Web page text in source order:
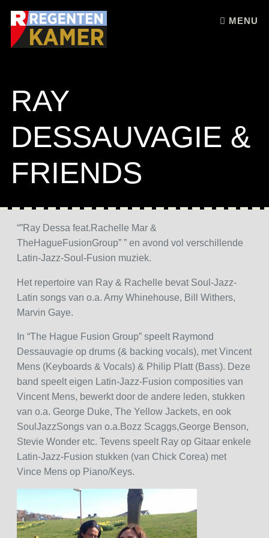
MENU
Skip to content
RAY
DESSAUVAGIE &
FRIENDS
“”RayDessa feat.Rachelle Mar &
TheHagueFusionGroup” ” en avond vol verschillende
Latin-Jazz-Soul-Fusion muziek.
Het repertoire van Ray & Rachelle bevat Soul-Jazz-
Latin songs van o.a. Amy Whinehouse, Bill Withers,
Marvin Gaye.
In “The Hague Fusion Group” speelt Raymond
Dessauvagie op drums (& backing vocals), met Vincent
Mens (Keyboards & Vocals) & Philip Platt (Bass). Deze
band speelt eigen Latin-Jazz-Fusion composities van
Vincent Mens, bewerkt door de andere leden, stukken
van o.a. George Duke, The Yellow Jackets, en ook
SoulJazzSongs van o.a.Bozz Scaggs,George Benson,
Stevie Wonder etc. Tevens speelt Ray op Gitaar enkele
Latin-Jazz-Fusion stukken (van Chick Corea) met
Vince Mens op Piano/Keys.